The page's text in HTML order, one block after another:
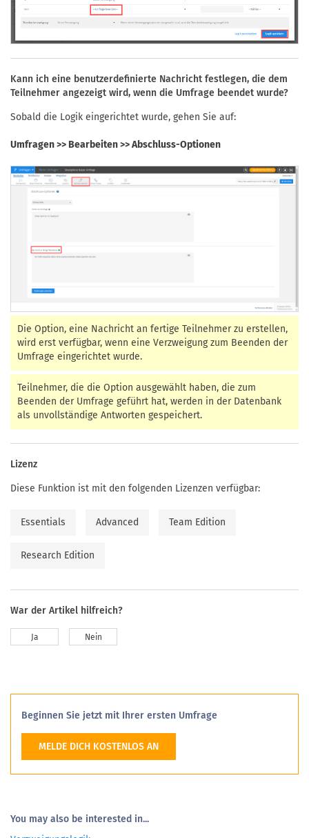
Kann ich eine benutzerdefinierte Nachricht festlegen, die dem
Teilnehmer angezeigt wird, wenn die Umfrage beendet wurde?
Sobald die Logik eingerichtet wurde, gehen Sie auf:
Umfragen >> Bearbeiten >> Abschluss-Optionen
Die Option, eine Nachricht an fertige Teilnehmer zu erstellen,
wird erst verfügbar, wenn eine Verzweigung zum Beenden der
Umfrage eingerichtet wurde.
Teilnehmer, die die Option ausgewählt haben, die zum
Beenden der Umfrage geführt hat, werden in der Datenbank
als unvollständige Antworten gespeichert.
Lizenz
Diese Funktion ist mit den folgenden Lizenzen verfügbar:
Essentials Advanced Team Edition
Research Edition
War der Artikel hilfreich?
Ja Nein
Beginnen Sie jetzt mit Ihrer ersten Umfrage
MELDE DICH KOSTENLOS AN
You may also be interested in...